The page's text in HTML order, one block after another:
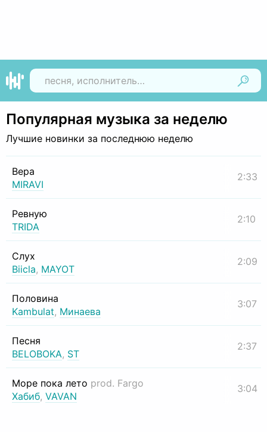
Популярная музыка за неделю
Лучшие новинки за последнюю неделю
Вера
MIRAVI
2:33
Ревную
TRIDA
2:10
Слух
Biicla, MAYOT
2:09
Половина
Kambulat, Минаева
3:07
Песня
BELOBOKA, ST
2:37
Море пока лето prod. Fargo
Хабиб, VAVAN
3:04